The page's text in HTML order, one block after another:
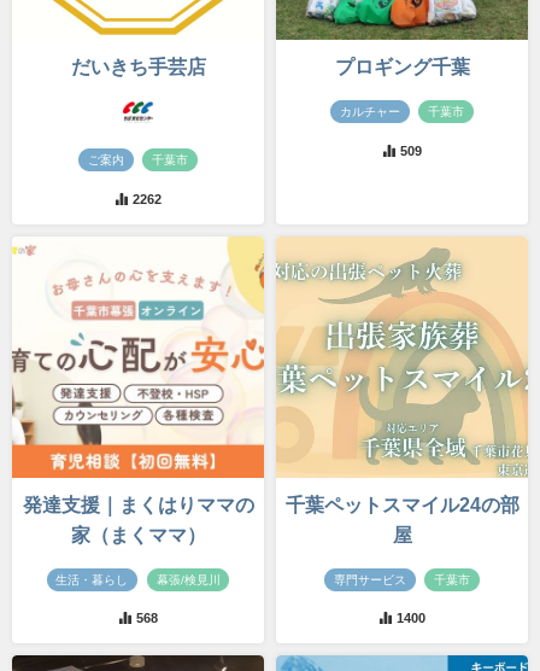
だいきち手芸店
ご案内 千葉市
2262
プロギング千葉
カルチャー 千葉市
509
発達支援｜まくはりママの
家（まくママ）
生活・暮らし 幕張/検見川
568
千葉ペットスマイル24の部
屋
専門サービス 千葉市
1400